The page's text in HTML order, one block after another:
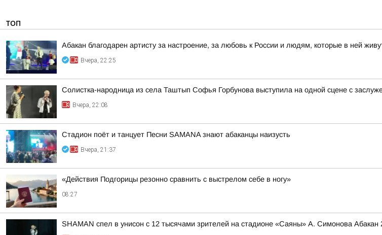
ТОП
Абакан благодарен артисту за настроение, за любовь к России и людям, которые в ней
Вчера, 22:25
Солистка-народница из села Таштып Софья Горбунова выступила на одной сцене с
Вчера, 22:08
Стадион поёт и танцует Песни SAMANA знают абаканцы наизусть
Вчера, 21:37
«Действия Подгорицы резонно сравнить с выстрелом себе в ногу»
08:27
SHAMAN спел в унисон с 12 тысячами зрителей на стадионе «Саяны» А. Симонова